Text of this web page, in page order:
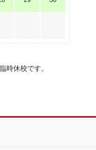
時休校です。